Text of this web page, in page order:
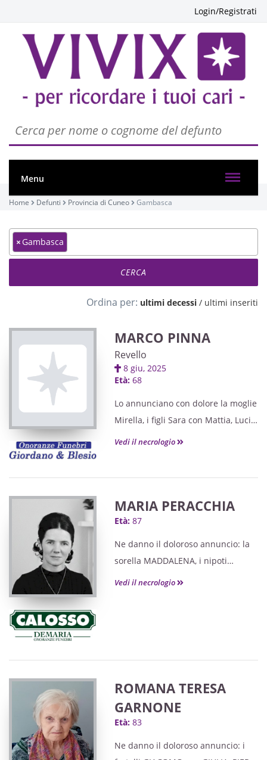
Login/Registrati
Menu
Home Defunti Provincia di Cuneo Gambasca
×Gambasca
Ordina per: ultimi decessi / ultimi inseriti
MARCO PINNA
Revello
8 giu, 2025
Età: 68
Lo annunciano con dolore la moglie
Mirella, i figli Sara con Mattia, Lucia
con Simone, Matteo con Gloria e
parenti tutti.
Vedi il necrologio
MARIA PERACCHIA
Età: 87
Ne danno il doloroso annuncio: la
sorella MADDALENA, i nipoti
CECILIA con OSVALDO, DAVIDE,
Grati a quanti si uniranno alle
Vedi il necrologio
ROMANA TERESA
GARNONE
Età: 83
Ne danno il doloroso annuncio: i